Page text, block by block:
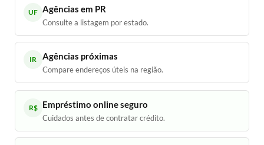
UF Agências em PR
Consulte a listagem por estado.
IR Agências próximas
Compare endereços úteis na região.
R$ Empréstimo online seguro
Cuidados antes de contratar crédito.